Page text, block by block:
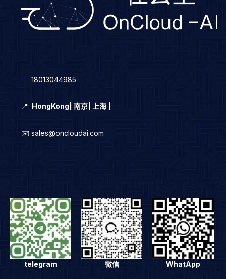
18013044985
📍 HongKong 南京| 上海 |
✉️ sales@oncloudai.com
telegram 微信 WhatApp